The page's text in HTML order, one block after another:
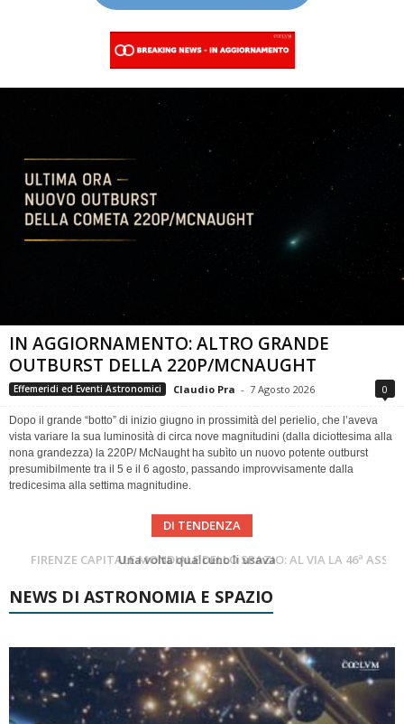
IN AGGIORNAMENTO: ALTRO GRANDE
OUTBURST DELLA 220P/MCNAUGHT
Effemeridi ed Eventi Astronomici Claudio Pra - 7 Agosto 2026 0
Dopo il grande “botto” di inizio giugno in prossimità del perielio, che l’aveva
vista variare la sua luminosità di circa nove magnitudini (dalla diciottesima alla
nona grandezza) la 220P/ McNaught ha subìto un nuovo potente outburst
presumibilmente tra il 5 e il 6 agosto, passando improvvisamente dalla
tredicesima alla settima magnitudine.
DI TENDENZA
FIRENZE CAPITALE MONDIALE DELLO SPAZIO: AL VIA LA 46ª ASSEMBLEA SCIENTIFICA DEL COSPAR
Cielo del Mese di Agosto 2026
NEWS DI ASTRONOMIA E SPAZIO